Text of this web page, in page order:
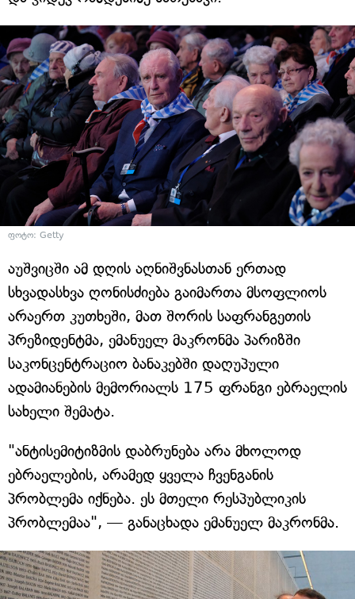
ფოტო: Getty
აუშვიცში ამ დღის აღნიშვნასთან ერთად
სხვადასხვა ღონისძიება გაიმართა მსოფლიოს
არაერთ კუთხეში, მათ შორის საფრანგეთის
პრეზიდენტმა, ემანუელ მაკრონმა პარიზში
საკონცენტრაციო ბანაკებში დაღუპული
ადამიანების მემორიალს 175 ფრანგი ებრაელის
სახელი შემატა.
"ანტისემიტიზმის დაბრუნება არა მხოლოდ
ებრაელების, არამედ ყველა ჩვენგანის
პრობლემა იქნება. ეს მთელი რესპუბლიკის
პრობლემაა", — განაცხადა ემანუელ მაკრონმა.